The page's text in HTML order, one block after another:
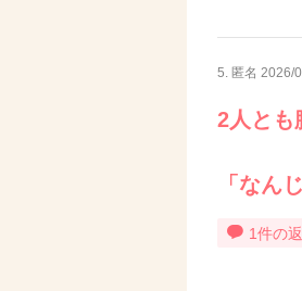
5. 匿名 2026/
2人とも
「なん
1件の